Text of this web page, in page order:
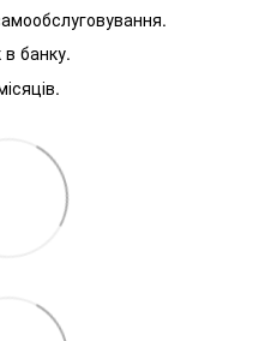
банку.